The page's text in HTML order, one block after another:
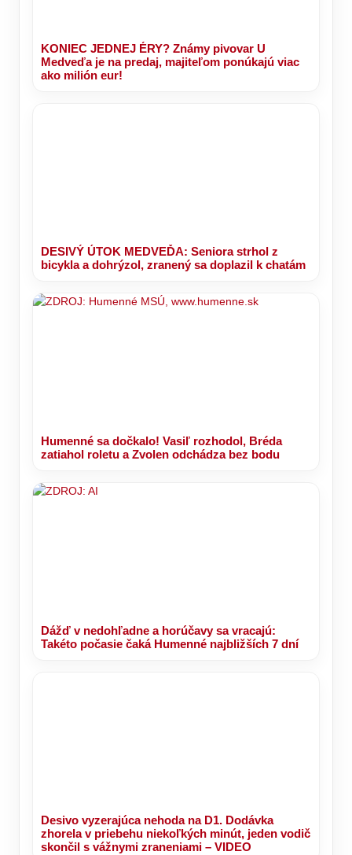
KONIEC JEDNEJ ÉRY? Známy pivovar U
Medveďa je na predaj, majiteľom ponúkajú viac
ako milión eur!
DESIVÝ ÚTOK MEDVEĎA: Seniora strhol z
bicykla a dohrýzol, zranený sa doplazil k chatám
Humenné sa dočkalo! Vasiľ rozhodol, Bréda
zatiahol roletu a Zvolen odchádza bez bodu
Dážď v nedohľadne a horúčavy sa vracajú:
Takéto počasie čaká Humenné najbližších 7 dní
Desivo vyzerajúca nehoda na D1. Dodávka
zhorela v priebehu niekoľkých minút, jeden vodič
skončil s vážnymi zraneniami – VIDEO